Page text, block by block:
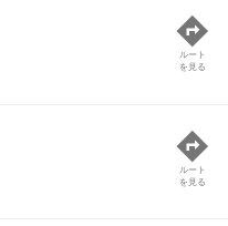
ルート
を見る
ルート
を見る